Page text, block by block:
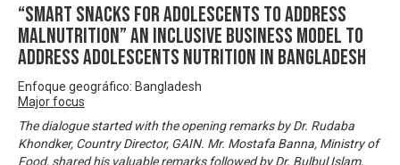
“Smart Snacks for Adolescents to Address
Malnutrition” An Inclusive Business Model to
Address Adolescents Nutrition in Bangladesh
Enfoque geográfico: Bangladesh
Major focus
The dialogue started with the opening remarks by Dr. Rudaba
Khondker, Country Director, GAIN. Mr. Mostafa Banna, Ministry of
Food, shared his valuable remarks followed by Dr. Bulbul Islam,